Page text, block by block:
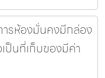
รห้องมั่นคงมีกล่อง
เป็นที่เก็บของมีค่า